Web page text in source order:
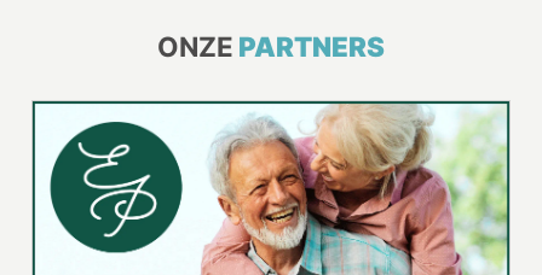
ONZE PARTNERS